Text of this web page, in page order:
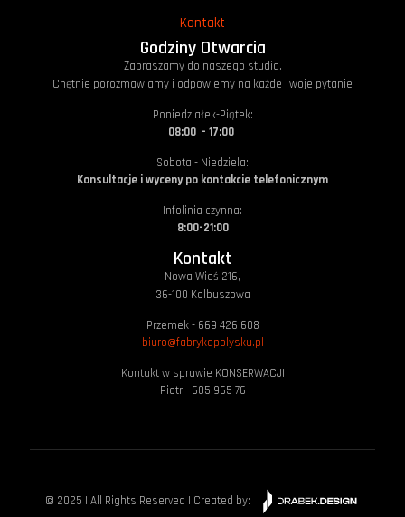
Kontakt
Godziny Otwarcia
Zapraszamy do naszego studia.
Chętnie porozmawiamy i odpowiemy na każde Twoje pytanie
Poniedziałek-Piątek:
08:00 - 17:00
Sobota - Niedziela:
Konsultacje i wyceny po kontakcie telefonicznym
Infolinia czynna:
8:00-21:00
Kontakt
Nowa Wieś 216,
36-100 Kolbuszowa
Przemek - 669 426 608
biuro@fabrykapolysku.pl
Kontakt w sprawie KONSERWACJI
Piotr - 605 965 76
© 2025 | All Rights Reserved | Created by: